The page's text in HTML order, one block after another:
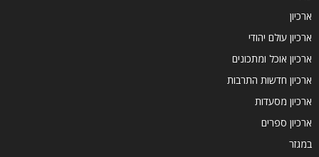
ארכיון
ארכיון עולם יהודי
ארכיון אוכל ומתכונים
ארכיון חדשות התרבות
ארכיון מסעדות
ארכיון ספרים
במגזר